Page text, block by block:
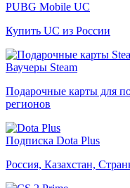
PUBG Mobile UC
Купить UC из России
Ваучеры Steam
Подарочные карты для
регионов
Подписка Dota Plus
Россия, Казахстан,